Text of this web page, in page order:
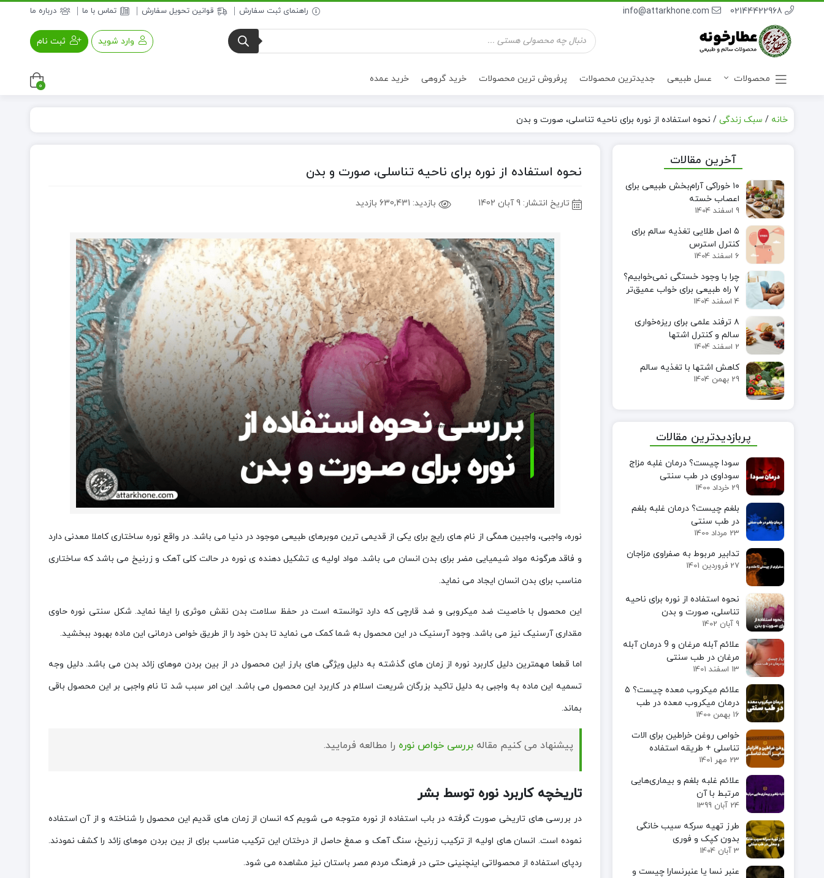
راهنمای ثبت سفارش قوانین تحویل سفارش تماس با ما درباره ما 02144422968
info@attarkhone.com
جستجوی
محصولات وارد شوید ثبت نام
محصولات عسل طبیعی جدیدترین محصولات پرفروش ترین محصولات خرید گروهی خرید عمده
0
خانه / سبک زندگی/ نحوه استفاده از نوره برای ناحیه تناسلی، صورت و بدن
نحوه استفاده از نوره برای ناحیه تناسلی، صورت و بدن
تاریخ انتشار:9 آبان 1402 بازدید: 630,431 بازدید
نوره، واجبی، واجبین همگی از نام های رایج برای یکی از قدیمی ترین موبرهای طبیعی موجود در دنیا می باشد. در واقع نوره ساختاری کاملا معدنی دارد
و فاقد هرگونه مواد شیمیایی مضر برای بدن انسان می باشد. مواد اولیه ی تشکیل دهنده ی نوره در حالت کلی آهک و زرنیخ می باشد که ساختاری
مناسب برای بدن انسان ایجاد می نماید.
این محصول با خاصیت ضد میکروبی و ضد قارچی که دارد توانسته است در حفظ سلامت بدن نقش موثری را ایفا نماید. شکل سنتی نوره حاوی
مقداری آرسنیک نیز می باشد. وجود آرسنیک در این محصول به شما کمک می نماید تا بدن خود را از طریق خواص درمانی این ماده بهبود ببخشید.
اما قطعا مهمترین دلیل کاربرد نوره از زمان های گذشته به دلیل ویژگی های بارز این محصول در از بین بردن موهای زائد بدن می باشد. دلیل وجه
تسمیه این ماده به واجبی به دلیل تاکید بزرگان شریعت اسلام در کاربرد این محصول می باشد. این امر سبب شد تا نام واجبی بر این محصول باقی
بماند.
پیشنهاد می کنیم مقالهبررسی خواص نوره را مطالعه فرمایید.
تاریخچه کاربرد نوره توسط بشر
در بررسی های تاریخی صورت گرفته در باب استفاده از نوره متوجه می شویم که انسان از زمان های قدیم این محصول را شناخته و از آن استفاده
نموده است. انسان های اولیه از ترکیب زرنیخ، سنگ آهک و صمغ حاصل از درختان این ترکیب مناسب برای از بین بردن موهای زائد را کشف نمودند.
ردپای استفاده از محصولاتی اینچنینی حتی در فرهنگ مردم مصر باستان نیز مشاهده می شود.
آخرین مقالات
۱۰ خوراکی آرام‌بخش طبیعی برای
اعصاب خسته
9 اسفند 1404
۵ اصل طلایی تغذیه سالم برای
کنترل استرس
6 اسفند 1404
چرا با وجود خستگی نمی‌خوابیم؟
۷ راه طبیعی برای خواب عمیق‌تر
4 اسفند 1404
۸ ترفند علمی برای ریزه‌خواری
سالم و کنترل اشتها
2 اسفند 1404
کاهش اشتها با تغذیه سالم
29 بهمن 1404
پربازدیدترین مقالات
سودا چیست؟ درمان غلبه مزاج
سوداوی در طب سنتی
29 خرداد 1400
بلغم چیست؟ درمان غلبه بلغم
در طب سنتی
23 مرداد 1400
تدابیر مربوط به صفراوی مزاجان
27 فروردین 1401
نحوه استفاده از نوره برای ناحیه
تناسلی، صورت و بدن
9 آبان 1402
علائم آبله مرغان و 9 درمان آبله
مرغان در طب سنتی
13 اسفند 1401
علائم میکروب معده چیست؟ ۵
درمان میکروب معده در طب
سنتی
16 بهمن 1400
خواص روغن خراطین برای الات
تناسلی + طریقه استفاده
23 مهر 1401
علائم غلبه بلغم و بیماری‌هایی
مرتبط با آن
24 آبان 1399
طرز تهیه سرکه سیب خانگی
بدون کپک و فوری
3 آبان 1404
عنبر نسا یا عنبرنسارا چیست و